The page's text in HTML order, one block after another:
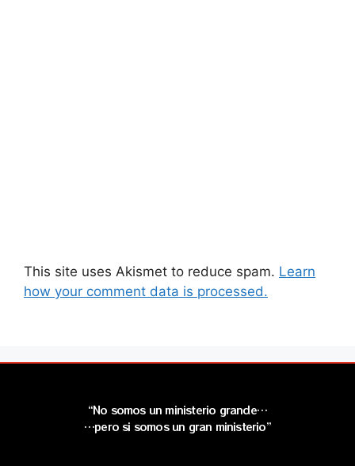
This site uses Akismet to reduce spam. Learn
how your comment data is processed.
“No somos un ministerio grande…
…pero si somos un gran ministerio”